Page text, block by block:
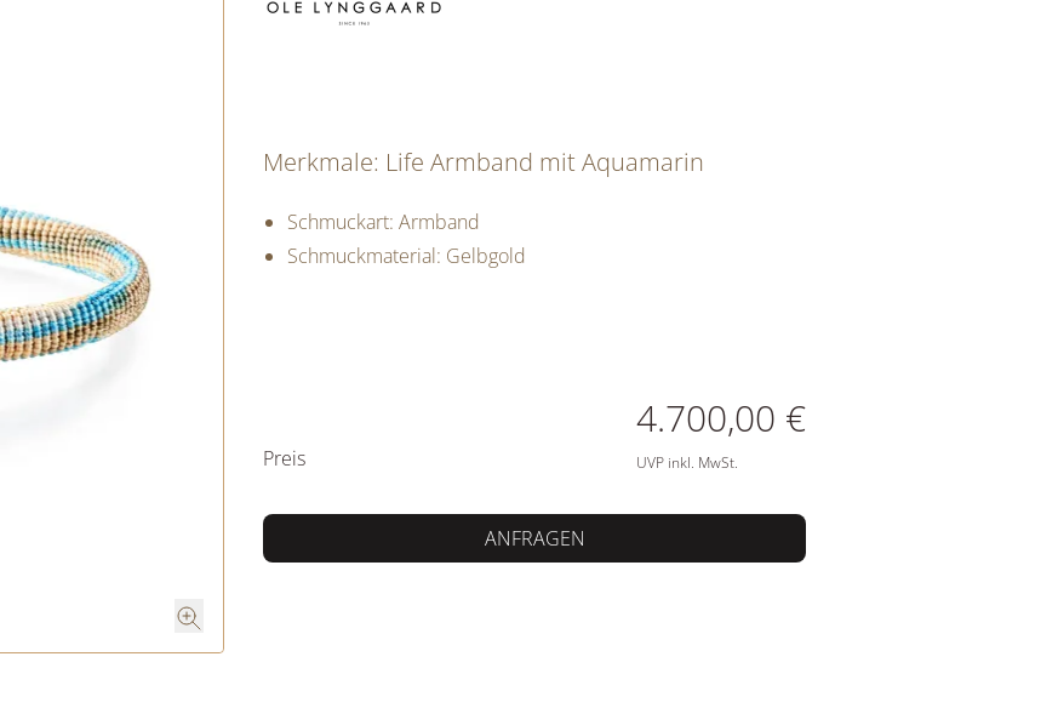
Merkmale: Life Armband mit Aquamarin
Schmuckart: Armband
Schmuckmaterial: Gelbgold
PREISINFORMATIONEN
Preis
4.700,00 €
UVP inkl. MwSt.
ANFRAGEN